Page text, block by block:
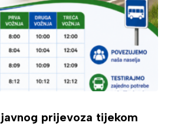
prijevoza tijekom